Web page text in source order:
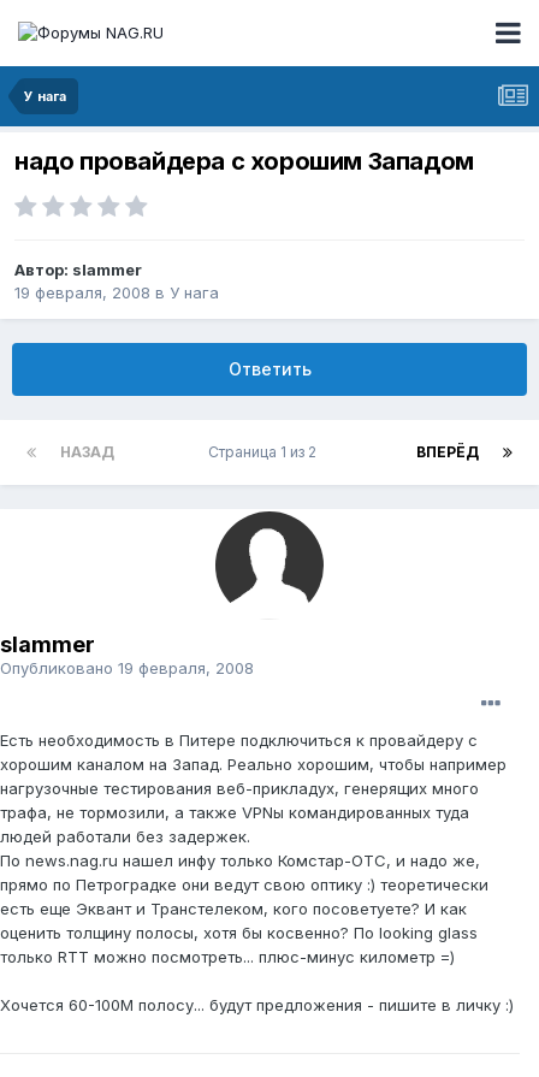
У нага
надо провайдера с хорошим Западом
Автор: slammer
19 февраля, 2008 в У нага
Ответить
НАЗАД ВПЕРЁД
Страница 1 из 2
slammer
Опубликовано 19 февраля, 2008
Есть необходимость в Питере подключиться к провайдеру с
хорошим каналом на Запад. Реально хорошим, чтобы например
нагрузочные тестирования веб-прикладух, генерящих много
трафа, не тормозили, а также VPNы командированных туда
людей работали без задержек.
По news.nag.ru нашел инфу только Комстар-ОТС, и надо же,
прямо по Петроградке они ведут свою оптику :) теоретически
есть еще Эквант и Транстелеком, кого посоветуете? И как
оценить толщину полосы, хотя бы косвенно? По looking glass
только RTT можно посмотреть... плюс-минус километр =)
Хочется 60-100М полосу... будут предложения - пишите в личку :)